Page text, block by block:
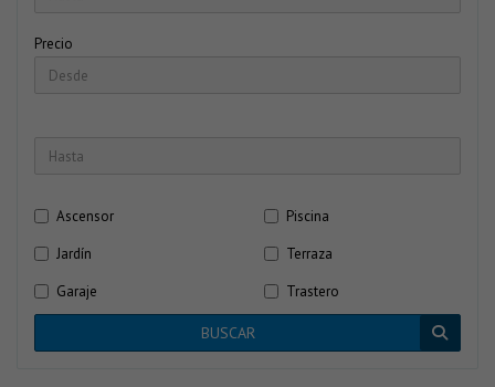
Precio
Ascensor
Piscina
Jardín
Terraza
Garaje
Trastero
BUSCAR